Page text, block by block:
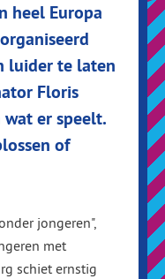
heel Europa
luider te laten
Floris
er speelt.
of
jongeren",
met
schiet ernstig